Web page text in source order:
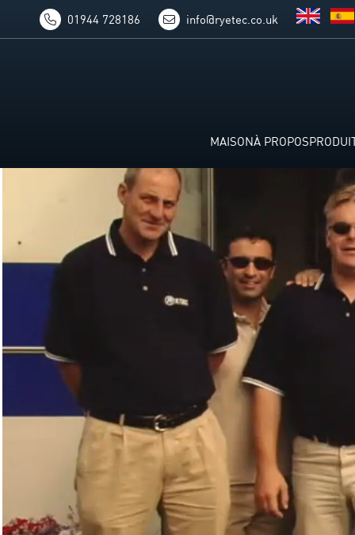
01944 728186 info@ryetec.co.uk
MAISONÀ PROPOS